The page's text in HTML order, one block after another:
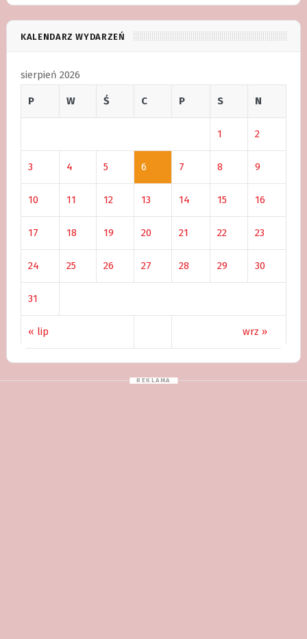
KALENDARZ WYDARZEŃ
sierpień 2026
P W Ś C P S N
« lip wrz »
1 2
3 4 5 6 7 8 9
10 11 12 13 14 15 16
17 18 19 20 21 22 23
24 25 26 27 28 29 30
31